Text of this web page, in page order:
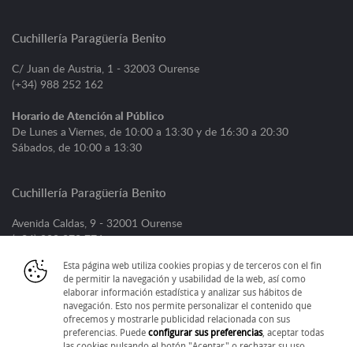
Cuchillería Paragüería Benito
C/ Juan de Austria, 1 - 32003 Ourense
(+34) 988 252 162
Horario de Atención al Público
De Lunes a Viernes, de 10:00 a 13:30 y de 16:30 a 20:30
Sábados, de 10:00 a 13:30
Cuchillería Paragüería Benito
Avenida Caldas, 9 - 32001 Ourense
(+34) 988 373 776
Horario de Atención al Público
De Lunes a Viernes, de 09:00 a 13:30 y de 16:30 a 20:30
Sábados, de 09:30 a 13:30
Esta página web utiliza cookies propias y de terceros con el fin
de permitir la navegación y usabilidad de la web, así como
elaborar información estadística y analizar sus hábitos de
navegación. Esto nos permite personalizar el contenido que
ofrecemos y mostrarle publicidad relacionada con sus
preferencias. Puede configurar sus preferencias, aceptar todas